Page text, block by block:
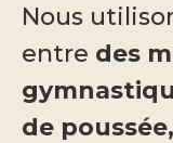
Nous
entre des
de